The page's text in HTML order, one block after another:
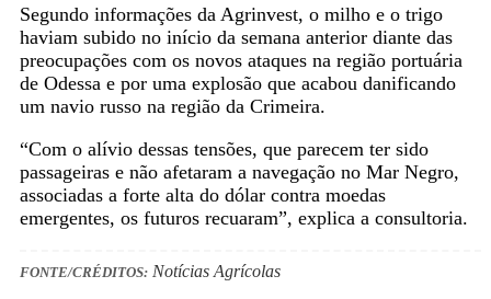
Segundo informações da Agrinvest, o milho e o trigo
haviam subido no início da semana anterior diante das
preocupações com os novos ataques na região portuária
de Odessa e por uma explosão que acabou danificando
um navio russo na região da Crimeira.
“Com o alívio dessas tensões, que parecem ter sido
passageiras e não afetaram a navegação no Mar Negro,
associadas a forte alta do dólar contra moedas
emergentes, os futuros recuaram”, explica a consultoria.
FONTE/CRÉDITOS:Notícias Agrícolas